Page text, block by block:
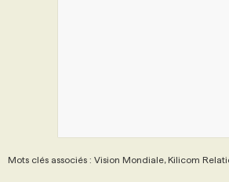
Mots clés associés : Vision Mondiale, Kilicom